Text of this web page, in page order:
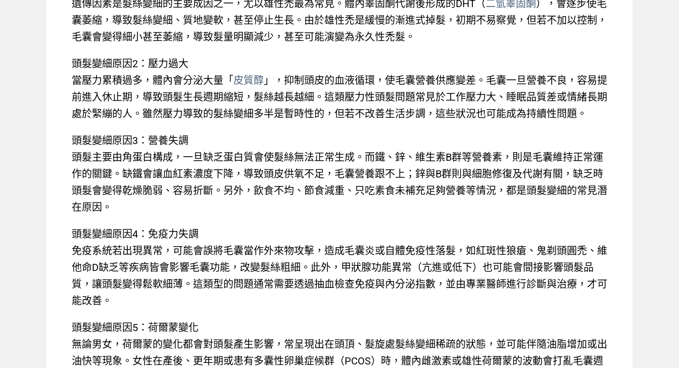
遺傳因素是髮絲變細的主要成因之一，尤以雄性禿最為常見。體內睪固酮代謝後形成的DHT（二氫睪固酮 ），會逐步使毛
囊萎縮，導致髮絲變細、質地變軟，甚至停止生長。由於雄性禿是緩慢的漸進式掉髮，初期不易察覺，但若不加以控制，
毛囊會變得細小甚至萎縮，導致髮量明顯減少，甚至可能演變為永久性禿髮。​
頭髮變細原因2：壓力過大
當壓力累積過多，體內會分泌大量「 皮質醇 」，抑制頭皮的血液循環，使毛囊營養供應變差。毛囊一旦營養不良，容易提
前進入休止期，導致頭髮生長週期縮短，髮絲越長越細。這類壓力性頭髮問題常見於工作壓力大、睡眠品質差或情緒長期
處於緊繃的人。雖然壓力導致的髮絲變細多半是暫時性的，但若不改善生活步調，這些狀況也可能成為持續性問題。
頭髮變細原因3：營養失調
頭髮主要由角蛋白構成，一旦缺乏蛋白質會使髮絲無法正常生成。而鐵、鋅、維生素B群等營養素，則是毛囊維持正常運
作的關鍵。缺鐵會讓血紅素濃度下降，導致頭皮供氧不足，毛囊營養跟不上；鋅與B群則與細胞修復及代謝有關，缺乏時
頭髮會變得乾燥脆弱、容易折斷。另外，飲食不均、節食減重、只吃素食未補充足夠營養等情況，都是頭髮變細的常見潛
在原因。
頭髮變細原因4：免疫力失調
免疫系統若出現異常，可能會誤將毛囊當作外來物攻擊，造成毛囊炎或自體免疫性落髮，如紅斑性狼瘡、鬼剃頭圓禿、維
他命D缺乏等疾病皆會影響毛囊功能，改變髮絲粗細。此外，甲狀腺功能異常（亢進或低下）也可能會間接影響頭髮品
質，讓頭髮變得鬆軟細薄。這類型的問題通常需要透過抽血檢查免疫與內分泌指數，並由專業醫師進行診斷與治療，才可
能改善。
頭髮變細原因5：荷爾蒙變化
無論男女，荷爾蒙的變化都會對頭髮產生影響，常呈現出在頭頂、髮旋處髮絲變細稀疏的狀態，並可能伴隨油脂增加或出
油快等現象。女性在產後、更年期或患有多囊性卵巢症候群（PCOS）時，體內雌激素或雄性荷爾蒙的波動會打亂毛囊週